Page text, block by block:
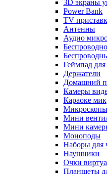
3D экраны
Power Bank
TV
Антенны
Аудио
Геймпад для
Держатели
Домашний
Камеры
Караоке
Микроскопы
Мини
Мини
Моноподы
Наборы для
Наушники
Очки
Планшеты